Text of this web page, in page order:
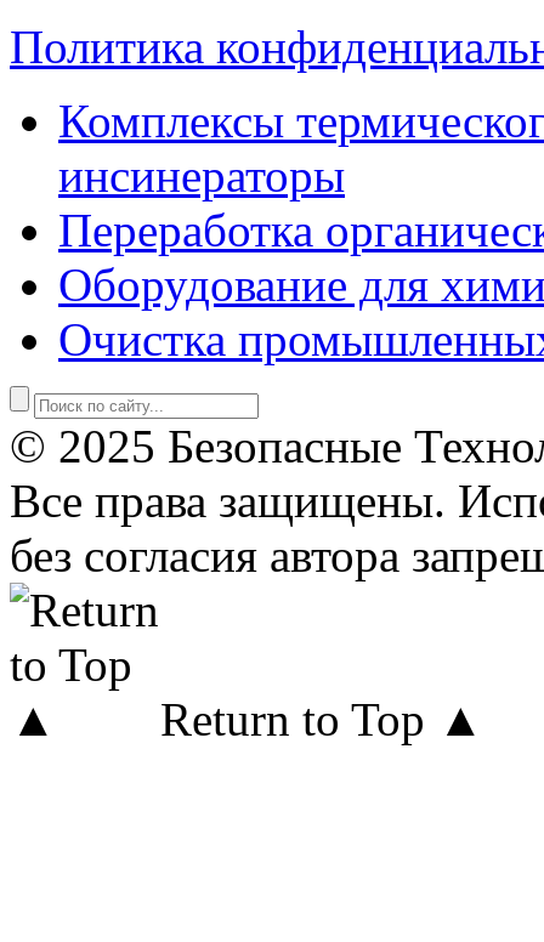
Политика
Комплексы
инсинераторы
Переработка
Оборудование для
Очистка
© 2025 Безопасные
Все права защищены.
без согласия автора
Return to Top ▲